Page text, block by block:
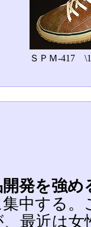
ＳＰＭ-417
発を強め
中する
最近は